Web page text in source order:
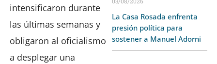
intensificaron durante
las últimas semanas y
obligaron al oficialismo
a desplegar una
La Casa Rosada enfrenta
presión política para
sostener a Manuel Adorni